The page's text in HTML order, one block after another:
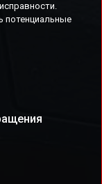
потенциальные